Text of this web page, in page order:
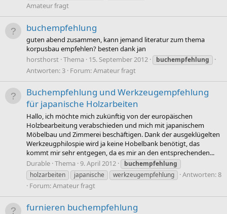
Amateur fragt
buchempfehlung
guten abend zusammen, kann jemand literatur zum thema
korpusbau empfehlen? besten dank jan
horsthorst Thema 15. September 2012 buchempfehlung
Antworten: 3 Forum:Amateur fragt
Buchempfehlung und Werkzeugempfehlung
für japanische Holzarbeiten
Hallo, ich möchte mich zukünftig von der europäischen
Holzbearbeitung verabschieden und mich mit japanischem
Möbelbau und Zimmerei beschäftigen. Dank der ausgeklügelten
Werkzeugphilospie wird ja keine Hobelbank benötigt, das
kommt mir sehr entgegen, da es mir an den entsprechenden...
Durable Thema 9. April 2012
buchempfehlung
holzarbeiten
japanische werkzeugempfehlung
Antworten: 8
Forum:Amateur fragt
furnieren buchempfehlung